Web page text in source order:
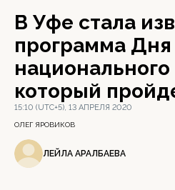
В Уфе стала
программа Дня
который
15:10 (UTC+5), 13 АПРЕЛЯ 2020
ОЛЕГ ЯРОВИКОВ
ЛЕЙЛА АРАЛБАЕВА